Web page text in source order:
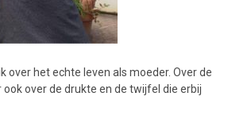
over het echte leven als moeder. Over de
over de drukte en de twijfel die erbij